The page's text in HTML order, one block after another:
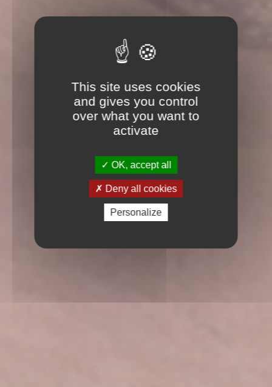
This site uses cookies
and gives you control
over what you want to
activate
OK, accept all
Deny all cookies
Personalize